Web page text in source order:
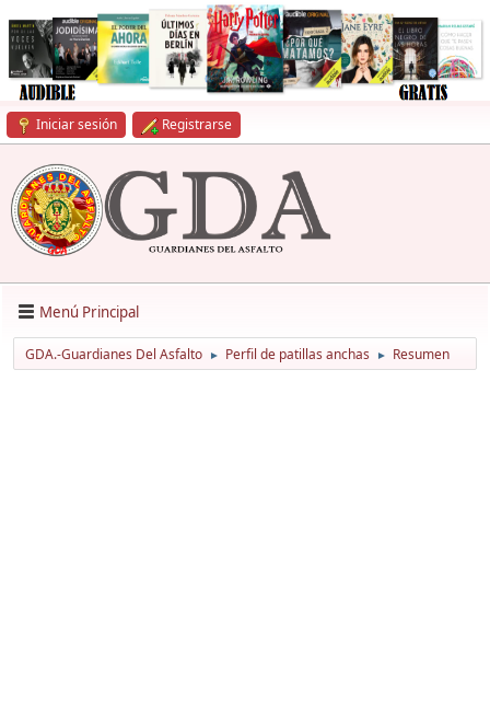
Iniciar sesión Registrarse
Menú Principal
GDA.-Guardianes Del Asfalto ► Perfil de patillas anchas ► Resumen